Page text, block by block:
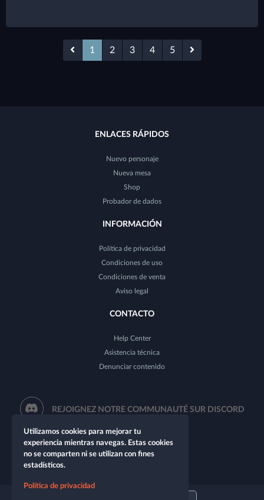
1 2 3 4 5
ENLACES RÁPIDOS
Nuevo personaje
Nueva mesa
Shop
Probador de dados
INFORMACIÓN
Política de privacidad
Condiciones de uso
Condiciones de venta
Aviso legal
CONTACTO
Help Center
Asistencia técnica
Denunciar contenido
REJOIGNEZ NOTRE COMMUNAUTÉ SUR DISCORD
Utilizamos cookies para mejorar tu
experiencia mientras navegas. Estas cookies
no se comparten ni se utilizan con fines
estadísticos.
Política de privacidad